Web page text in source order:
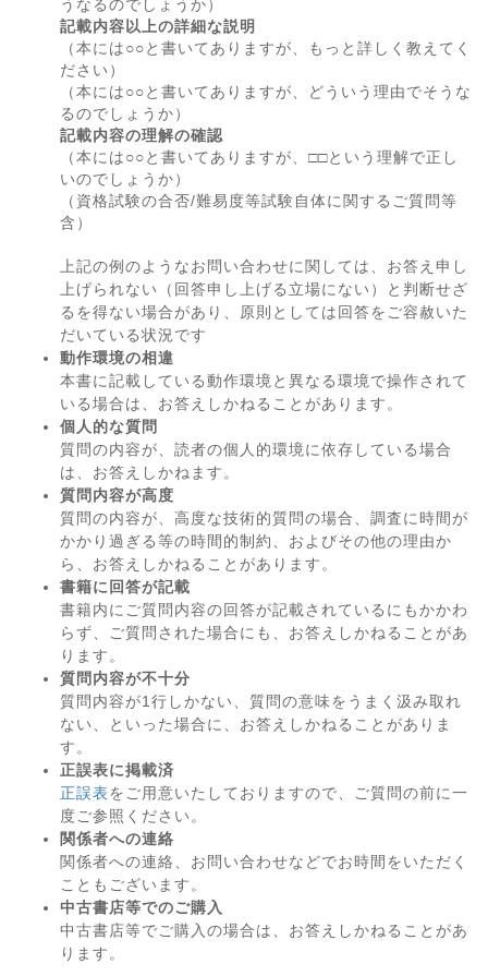
うなるのでしょうか）
記載内容以上の詳細な説明
（本には○○と書いてありますが、もっと詳しく教えてく
ださい）
（本には○○と書いてありますが、どういう理由でそうな
るのでしょうか）
記載内容の理解の確認
（本には○○と書いてありますが、□□という理解で正し
いのでしょうか）
（資格試験の合否/難易度等試験自体に関するご質問等
含）
上記の例のようなお問い合わせに関しては、お答え申し
上げられない（回答申し上げる立場にない）と判断せざ
るを得ない場合があり、原則としては回答をご容赦いた
だいている状況です
動作環境の相違
本書に記載している動作環境と異なる環境で操作されて
いる場合は、お答えしかねることがあります。
個人的な質問
質問の内容が、読者の個人的環境に依存している場合
は、お答えしかねます。
質問内容が高度
質問の内容が、高度な技術的質問の場合、調査に時間が
かかり過ぎる等の時間的制約、およびその他の理由か
ら、お答えしかねることがあります。
書籍に回答が記載
書籍内にご質問内容の回答が記載されているにもかかわ
らず、ご質問された場合にも、お答えしかねることがあ
ります。
質問内容が不十分
質問内容が1行しかない、質問の意味をうまく汲み取れ
ない、といった場合に、お答えしかねることがありま
す。
正誤表に掲載済
正誤表をご用意いたしておりますので、ご質問の前に一
度ご参照ください。
関係者への連絡
関係者への連絡、お問い合わせなどでお時間をいただく
こともございます。
中古書店等でのご購入
中古書店等でご購入の場合は、お答えしかねることがあ
ります。